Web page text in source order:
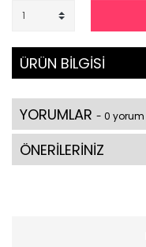
ÜRÜN BİLGİSİ
YORUMLAR - 0 yorum
ÖNERİLERİNİZ